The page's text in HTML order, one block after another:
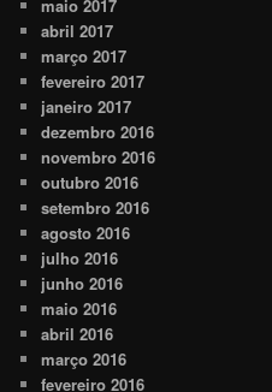
maio 2017
abril 2017
março 2017
fevereiro 2017
janeiro 2017
dezembro 2016
novembro 2016
outubro 2016
setembro 2016
agosto 2016
julho 2016
junho 2016
maio 2016
abril 2016
março 2016
fevereiro 2016